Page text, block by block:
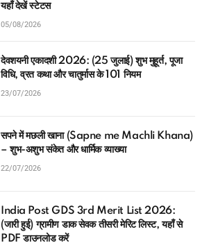
यहाँ देखें स्टेटस
05/08/2026
देवशयनी एकादशी 2026: (25 जुलाई) शुभ मुहूर्त, पूजा
विधि, व्रत कथा और चातुर्मास के 101 नियम
23/07/2026
सपने में मछली खाना (Sapne me Machli Khana)
– शुभ-अशुभ संकेत और धार्मिक व्याख्या
22/07/2026
India Post GDS 3rd Merit List 2026:
(जारी हुई) ग्रामीण डाक सेवक तीसरी मेरिट लिस्ट, यहाँ से
PDF डाउनलोड करें